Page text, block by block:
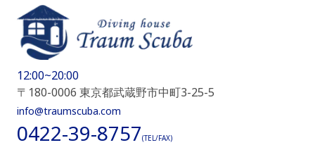
12:00~20:00
〒180-0006 東京都武蔵野市中町3-25-5
info@traumscuba.com
0422-39-8757(TEL/FAX)